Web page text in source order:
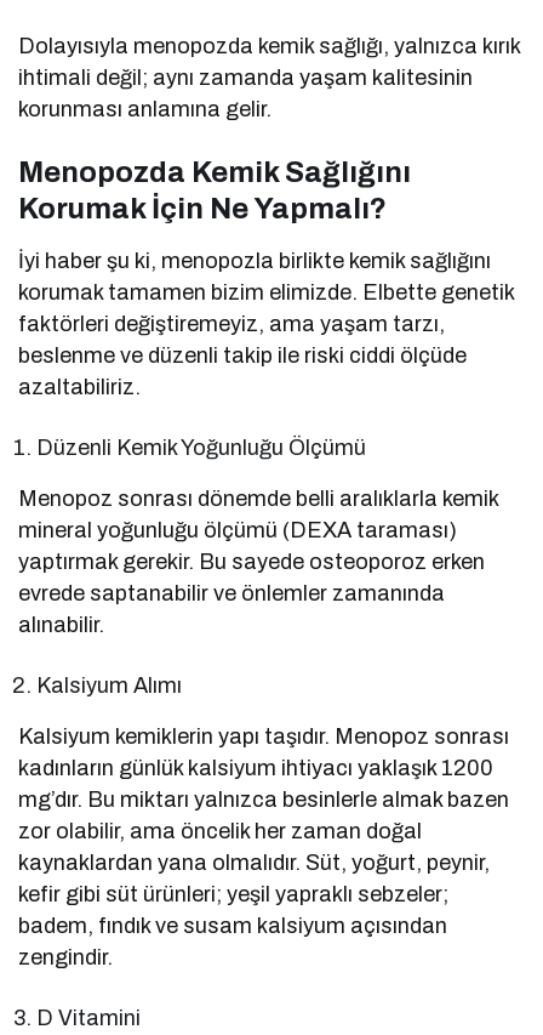
Dolayısıyla menopozda kemik sağlığı, yalnızca kırık
ihtimali değil; aynı zamanda yaşam kalitesinin
korunması anlamına gelir.
Menopozda Kemik Sağlığını
Korumak İçin Ne Yapmalı?
İyi haber şu ki, menopozla birlikte kemik sağlığını
korumak tamamen bizim elimizde. Elbette genetik
faktörleri değiştiremeyiz, ama yaşam tarzı,
beslenme ve düzenli takip ile riski ciddi ölçüde
azaltabiliriz.
Düzenli Kemik Yoğunluğu Ölçümü
Menopoz sonrası dönemde belli aralıklarla kemik
mineral yoğunluğu ölçümü (DEXA taraması)
yaptırmak gerekir. Bu sayede osteoporoz erken
evrede saptanabilir ve önlemler zamanında
alınabilir.
Kalsiyum Alımı
Kalsiyum kemiklerin yapı taşıdır. Menopoz sonrası
kadınların günlük kalsiyum ihtiyacı yaklaşık 1200
mg’dır. Bu miktarı yalnızca besinlerle almak bazen
zor olabilir, ama öncelik her zaman doğal
kaynaklardan yana olmalıdır. Süt, yoğurt, peynir,
kefir gibi süt ürünleri; yeşil yapraklı sebzeler;
badem, fındık ve susam kalsiyum açısından
zengindir.
D Vitamini